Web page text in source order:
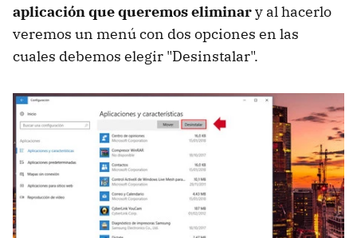
aplicación que queremos eliminary al hacerlo
veremos un menú con dos opciones en las
cuales debemos elegir "Desinstalar".